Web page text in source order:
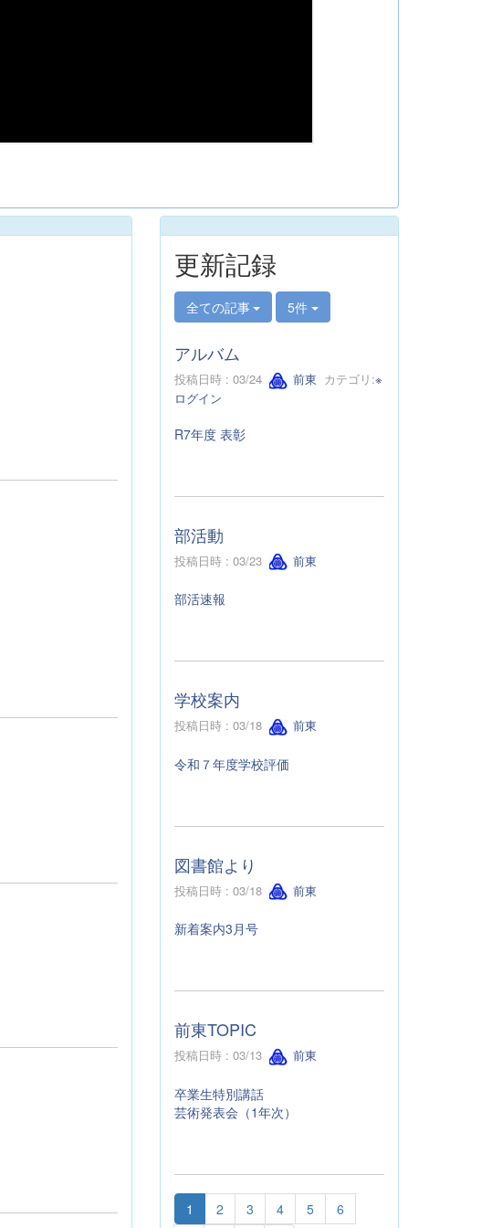
更新記録
全ての記事 5件
アルバム
投稿日時 : 03/24 前東 カテゴリ:※
ログイン
R7年度 表彰
部活動
投稿日時 : 03/23 前東
部活速報
学校案内
投稿日時 : 03/18 前東
令和７年度学校評価
図書館より
投稿日時 : 03/18 前東
新着案内3月号
前東TOPIC
投稿日時 : 03/13 前東
卒業生特別講話
芸術発表会（1年次）
1 2 3 4 5
6